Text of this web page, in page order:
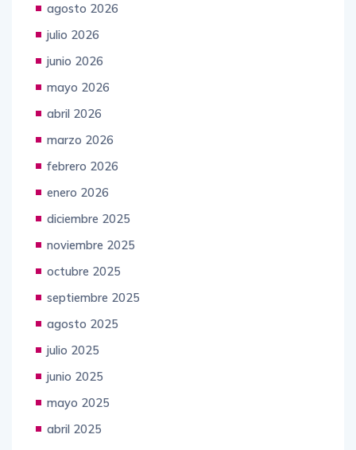
agosto 2026
julio 2026
junio 2026
mayo 2026
abril 2026
marzo 2026
febrero 2026
enero 2026
diciembre 2025
noviembre 2025
octubre 2025
septiembre 2025
agosto 2025
julio 2025
junio 2025
mayo 2025
abril 2025